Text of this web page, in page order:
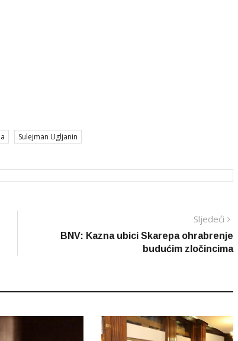
Sulejman Ugljanin
Sljedeći
BNV: Kazna ubici Skarepa ohrabrenje
budućim zločincima